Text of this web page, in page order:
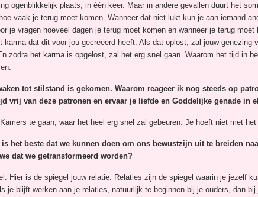
ogenblikkelijk plaats, in één keer. Maar in andere gevallen duurt het
vaak je terug moet komen. Wanneer dat niet lukt kun je aan iemand
je vragen hoeveel dagen je terug moet komen en wanneer je terug
dat dit voor jou gecreëerd heeft. Als dat oplost, zal jouw genezing
zodra het karma is opgelost, zal het erg snel gaan. Waarom het tijd in
tot stilstand is gekomen. Waarom reageer ik nog steeds op
vrij van deze patronen en ervaar je liefde en Goddelijke genade in
te gaan, waar het heel erg snel zal gebeuren. Je hoeft niet met
is het beste dat we kunnen doen om ons bewustzijn uit te breiden
dat we getransformeerd worden?
Hier is de spiegel jouw relatie. Relaties zijn de spiegel waarin je jezelf
je blijft werken aan je relaties, natuurlijk te beginnen bij je ouders, dan